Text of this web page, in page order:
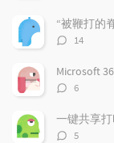
数：
“被鞭打的
评
数：
14
Microsoft
评
数：
6
一键共享
评
5